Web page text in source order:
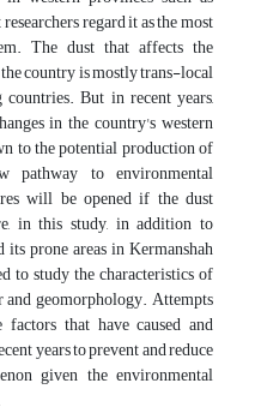
regard it as the most
The dust that affects the
country is mostly trans-local
But in recent years,
in the country's western
to the potential production of
pathway to environmental
will be opened if the dust
in this study, in addition to
prone areas in Kermanshah
to study the characteristics of
and geomorphology. Attempts
that have caused and
years to prevent and reduce
given the environmental